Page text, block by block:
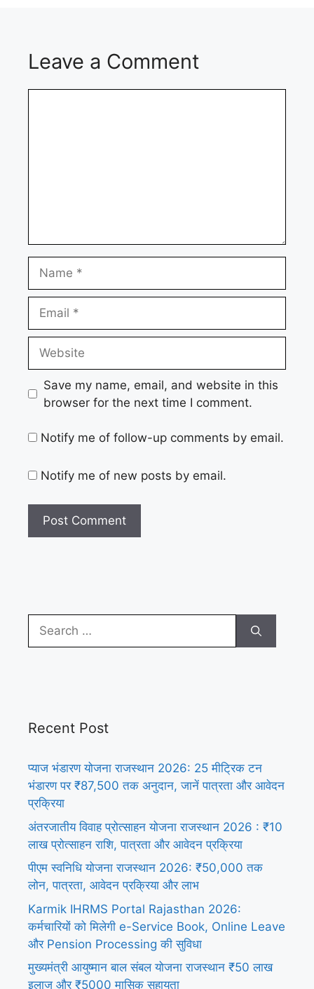
Leave a Comment
Save my name, email, and website in this
browser for the next time I comment.
Notify me of follow-up comments by email.
Notify me of new posts by email.
Search
for:
Recent Post
प्याज भंडारण योजना राजस्थान 2026: 25 मीट्रिक टन
भंडारण पर ₹87,500 तक अनुदान, जानें पात्रता और आवेदन
प्रक्रिया
अंतरजातीय विवाह प्रोत्साहन योजना राजस्थान 2026 : ₹10
लाख प्रोत्साहन राशि, पात्रता और आवेदन प्रक्रिया
पीएम स्वनिधि योजना राजस्थान 2026: ₹50,000 तक
लोन, पात्रता, आवेदन प्रक्रिया और लाभ
Karmik IHRMS Portal Rajasthan 2026:
कर्मचारियों को मिलेगी e-Service Book, Online Leave
और Pension Processing की सुविधा
मुख्यमंत्री आयुष्मान बाल संबल योजना राजस्थान ₹50 लाख
इलाज और ₹5000 मासिक सहायता